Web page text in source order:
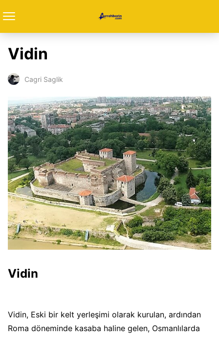
Vidin
Cagri Saglik
Vidin
Vidin, Eski bir kelt yerleşimi olarak kurulan, ardından
Roma döneminde kasaba haline gelen, Osmanlılarda